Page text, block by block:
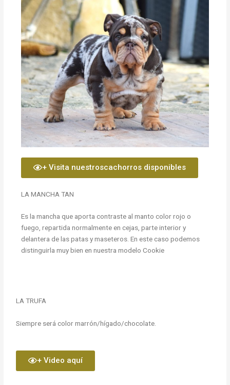
+ Visita nuestroscachorros disponibles
LA MANCHA TAN
Es la mancha que aporta contraste al manto color rojo o
fuego, repartida normalmente en cejas, parte interior y
delantera de las patas y maseteros. En este caso podemos
distinguirla muy bien en nuestra modelo Cookie
LA TRUFA
Siempre será color marrón/hígado/chocolate.
+ Video aquí